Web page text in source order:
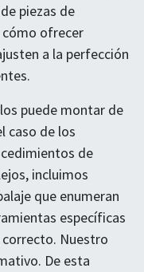
piezas de
ofrecer
a la perfección
puede montar de
caso de los
de
incluimos
que enumeran
específicas
Nuestro
De esta